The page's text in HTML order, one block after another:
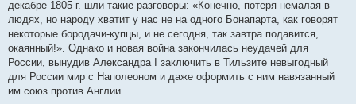
декабре 1805 г. шли такие разговоры: «Конечно, потеря немалая в
людях, но народу хватит у нас не на одного Бонапарта, как говорят
некоторые бородачи-купцы, и не сегодня, так завтра подавится,
окаянный!». Однако и новая война закончилась неудачей для
России, вынудив Александра I заключить в Тильзите невыгодный
для России мир с Наполеоном и даже оформить с ним навязанный
им союз против Англии.